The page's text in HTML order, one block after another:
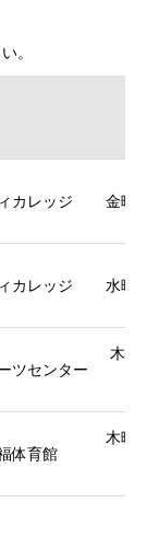
。
カレッジ 金曜
カレッジ 水曜
ツセンター
木曜
体育館
木曜